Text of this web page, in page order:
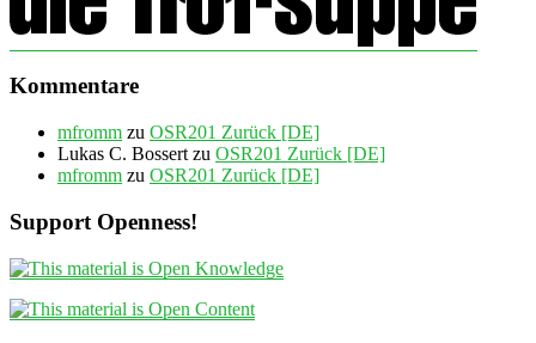
Kommentare
mfromm zu OSR201 Zurück [DE]
Lukas C. Bossert zu OSR201 Zurück [DE]
mfromm zu OSR201 Zurück [DE]
Support Openness!